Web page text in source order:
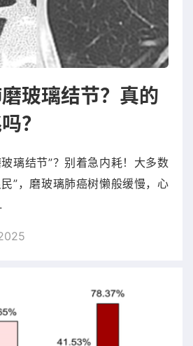
玻璃结节？真的
？
璃结节”？别着急内耗！大多数
”，磨玻璃肺癌树懒般缓慢，心